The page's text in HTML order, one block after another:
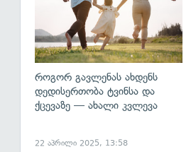
როგორ გავლენას ახდენს
დედისერთობა ტვინსა და
ქცევაზე — ახალი კვლევა
22 აპრილი 2025, 13:58